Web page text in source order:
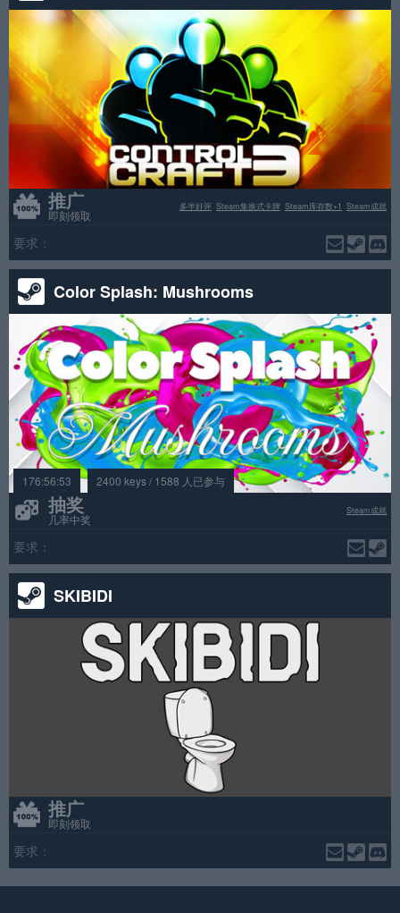
推广
即刻领取
Steam成就
Steam库存数+1
Steam集换式卡牌
多半好评
要求：
Color Splash: Mushrooms
176:56:53 2400 keys / 1588 人已参与
抽奖
几率中奖
Steam成就
要求：
SKIBIDI
推广
即刻领取
要求：